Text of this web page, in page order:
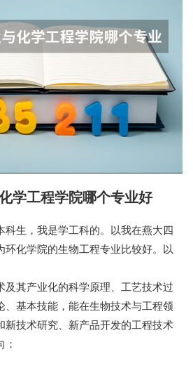
学工程学院哪个专业好
科生，我是学工科的。以我在燕大四
环化学院的生物工程专业比较好。以
及其产业化的科学原理、工艺技术过
、基本技能，能在生物技术与工程领
新技术研究、新产品开发的工程技术